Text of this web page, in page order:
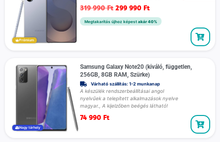
Prémium
319 990Ft 299 990 Ft
Megtakarítás újhoz képest akár 40%
Nagy tárhely
Samsung Galaxy Note20 (kiváló, független,
256GB, 8GB RAM, Szürke)
Várható szállítás: 1-2 munkanap
A készülék rendszerbeállításai angol
nyelvűek a telepített alkalmazások nyelve
magyar., A kijelzőben beégés látható!
74 990 Ft